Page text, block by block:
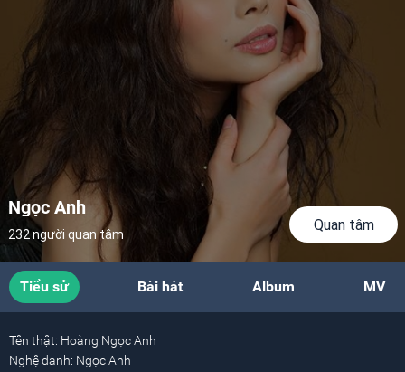
Ngọc Anh
232 người quan tâm
Quan tâm
Tiểu sử Bài hát Album MV
Tên thật: Hoàng Ngọc Anh
Nghệ danh: Ngọc Anh